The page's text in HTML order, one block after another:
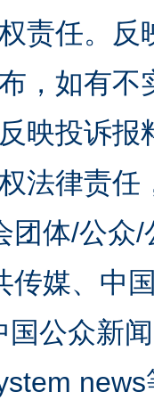
责任。
，如有
映投诉
法律责
团体/公众
传媒、中
国公众新